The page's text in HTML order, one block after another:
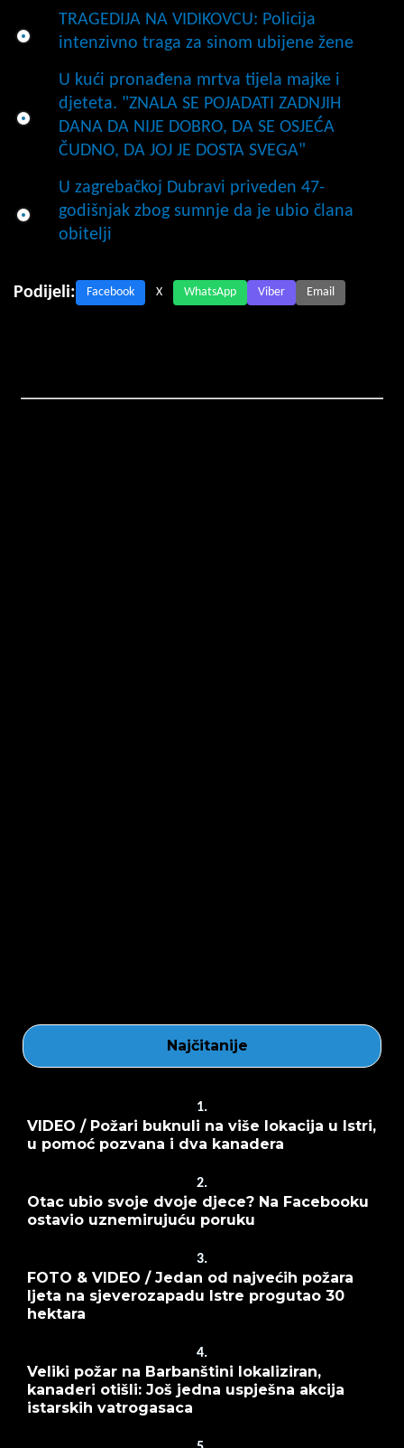
TRAGEDIJA NA VIDIKOVCU: Policija
intenzivno traga za sinom ubijene žene
U kući pronađena mrtva tijela majke i
djeteta. "ZNALA SE POJADATI ZADNJIH
DANA DA NIJE DOBRO, DA SE OSJEĆA
ČUDNO, DA JOJ JE DOSTA SVEGA"
U zagrebačkoj Dubravi priveden 47-
godišnjak zbog sumnje da je ubio člana
obitelji
Podijeli: Facebook X WhatsApp Viber Email
Najčitanije
1.
VIDEO / Požari buknuli na više lokacija u Istri,
u pomoć pozvana i dva kanadera
2.
Otac ubio svoje dvoje djece? Na Facebooku
ostavio uznemirujuću poruku
3.
FOTO & VIDEO / Jedan od najvećih požara
ljeta na sjeverozapadu Istre progutao 30
hektara
4.
Veliki požar na Barbanštini lokaliziran,
kanaderi otišli: Još jedna uspješna akcija
istarskih vatrogasaca